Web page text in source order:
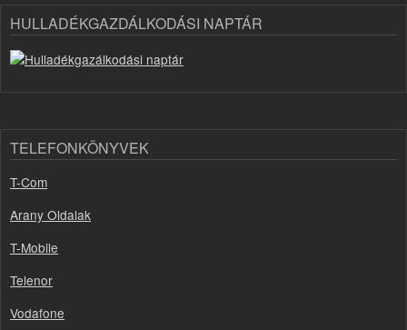
HULLADÉKGAZDÁLKODÁSI NAPTÁR
TELEFONKÖNYVEK
T-Com
Arany Oldalak
T-Mobile
Telenor
Vodafone